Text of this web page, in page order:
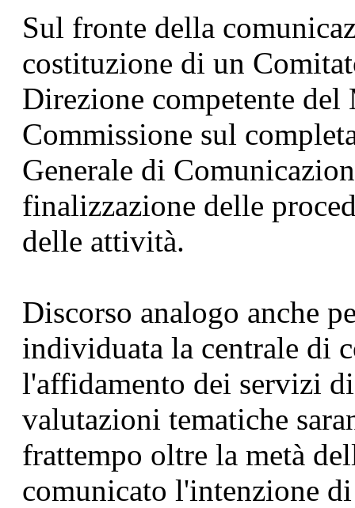
Sul fronte della
costituzione di un
Direzione competente
Commissione sul
Generale di
finalizzazione delle
delle attività.
Discorso analogo anche
individuata la centrale di
l'affidamento dei servizi
valutazioni tematiche
frattempo oltre la metà
comunicato l'intenzione